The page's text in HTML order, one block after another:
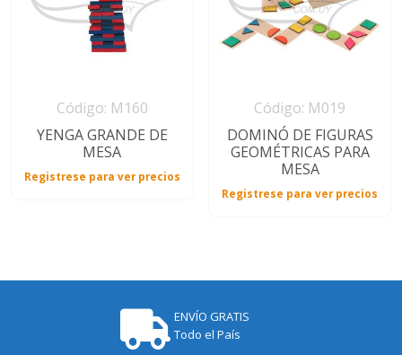
Código: M160
YENGA GRANDE DE
MESA
Registrese para ver precios
Código: M019
DOMINÓ DE FIGURAS
GEOMÉTRICAS PARA
MESA
Registrese para ver precios
ENVÍO GRATIS
Todo el País